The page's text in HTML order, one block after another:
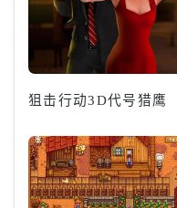
狙击行动3D代号猎鹰